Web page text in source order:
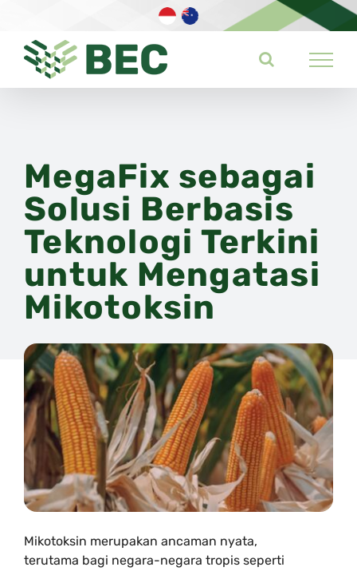
content
MegaFix sebagai
Solusi Berbasis
Teknologi Terkini
untuk Mengatasi
Mikotoksin
Mikotoksin merupakan ancaman nyata,
terutama bagi negara-negara tropis seperti